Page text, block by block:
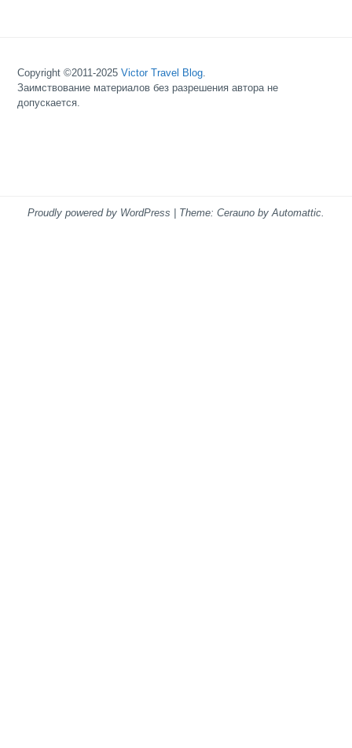
Copyright ©2011-2025Victor Travel Blog
Заимствование материалов без разрешения автора не
допускается.
Proudly powered by WordPress Theme: Cerauno by Automattic